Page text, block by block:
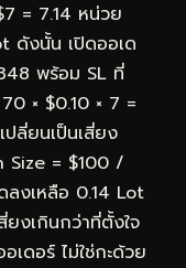
= 7.14 หน่วย
ดังนั้น เปิดออเด
พร้อม SL ที่
× $0.10 × 7 =
ลี่ยนเป็นเสี่ยง
Size = $100 /
งเหลือ 0.14 Lot
ยงเกินกว่าที่ตั้งใจ
เดอร์ ไม่ใช่กะด้วย